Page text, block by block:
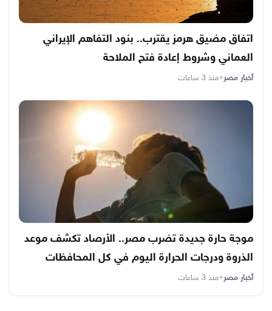
اتفاق مضيق هرمز يقترب.. بنود التفاهم الإيراني
العماني وشروط إعادة فتح الملاحة
أخبار مصر•منذ 3 ساعات
موجة حارة جديدة تضرب مصر.. الأرصاد تكشف موعد
الذروة ودرجات الحرارة اليوم في كل المحافظات
أخبار مصر•منذ 3 ساعات